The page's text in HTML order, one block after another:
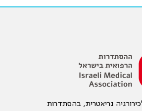
גריאטרית, בהסתדרות